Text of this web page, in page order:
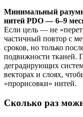
Минимальный
нитей PDO — 6–9
Если цель — не
частичный повтор с
сроков, но только
подвижности тканей.
деградирующих
векторах и слоях,
«прорисовки» нитей.
Сколько раз